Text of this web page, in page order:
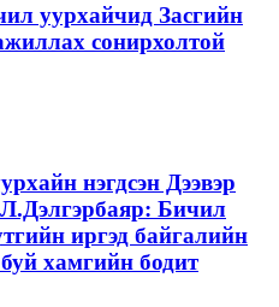
уурхайчид Засгийн
сонирхолтой
нэгдсэн Дээвэр
Бичил
иргэд байгалийн
хамгийн бодит